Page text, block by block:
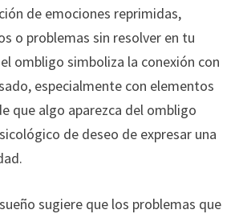
de emociones reprimidas,
o problemas sin resolver en tu
ombligo simboliza la conexión con
especialmente con elementos
que algo aparezca del ombligo
de deseo de expresar una
sugiere que los problemas que